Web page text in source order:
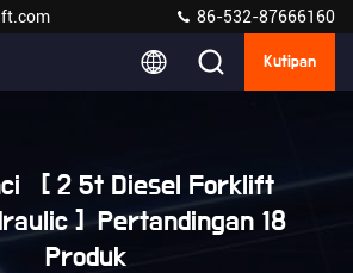
86-532-87666160
Kutipan
[ 2 5t Diesel Forklift
] Pertandingan 18
Produk